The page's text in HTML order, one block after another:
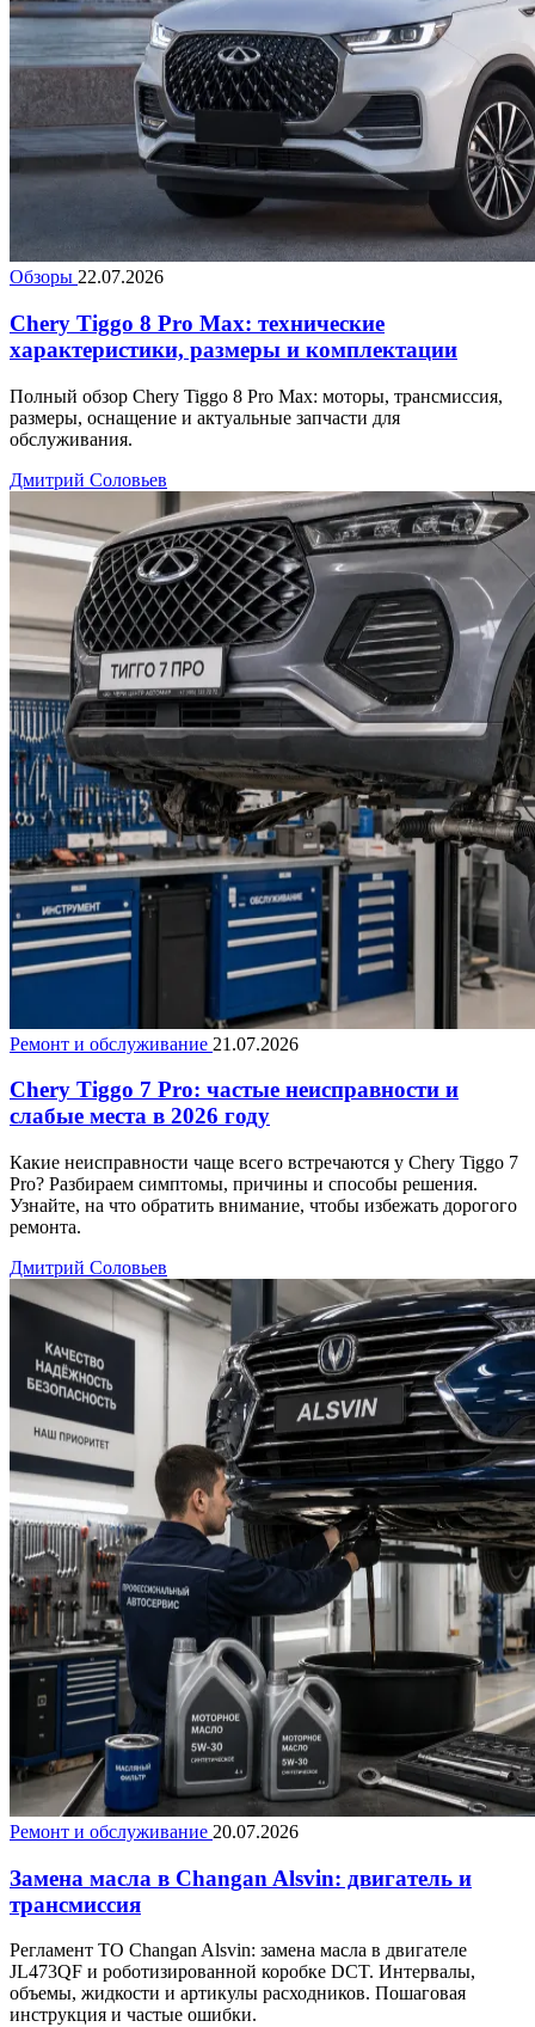
Обзоры 22.07.2026
Chery Tiggo 8 Pro Max: технические
характеристики, размеры и комплектации
Полный обзор Chery Tiggo 8 Pro Max: моторы, трансмиссия,
размеры, оснащение и актуальные запчасти для
обслуживания.
Дмитрий Соловьев
Ремонт и обслуживание 21.07.2026
Chery Tiggo 7 Pro: частые неисправности и
слабые места в 2026 году
Какие неисправности чаще всего встречаются у Chery Tiggo 7
Pro? Разбираем симптомы, причины и способы решения.
Узнайте, на что обратить внимание, чтобы избежать дорогого
ремонта.
Дмитрий Соловьев
Ремонт и обслуживание 20.07.2026
Замена масла в Changan Alsvin: двигатель и
трансмиссия
Регламент ТО Changan Alsvin: замена масла в двигателе
JL473QF и роботизированной коробке DCT. Интервалы,
объемы, жидкости и артикулы расходников. Пошаговая
инструкция и частые ошибки.